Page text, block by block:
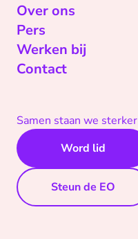
Over ons
Pers
Werken bij
Contact
Samen staan we sterker
Word lid
Steun de EO